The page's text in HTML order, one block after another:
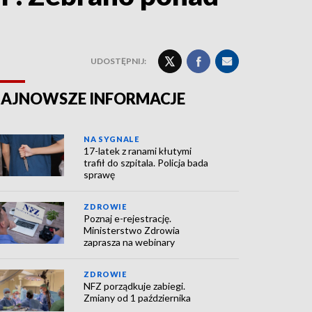
UDOSTĘPNIJ:
INFORMACJE
NA SYGNALE
17-latek z ranami kłutymi
trafił do szpitala. Policja bada
sprawę
ZDROWIE
Poznaj e-rejestrację.
Ministerstwo Zdrowia
zaprasza na webinary
ZDROWIE
NFZ porządkuje zabiegi.
Zmiany od 1 października